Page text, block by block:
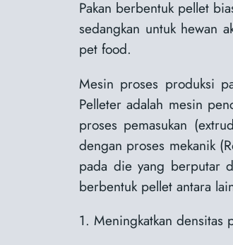
Pakan berbentuk pellet
sedangkan untuk hewan
pet food.
Mesin proses produksi
Pelleter adalah mesin
proses pemasukan
dengan proses mekanik
pada die yang berputar
berbentuk pellet antara
1. Meningkatkan densitas